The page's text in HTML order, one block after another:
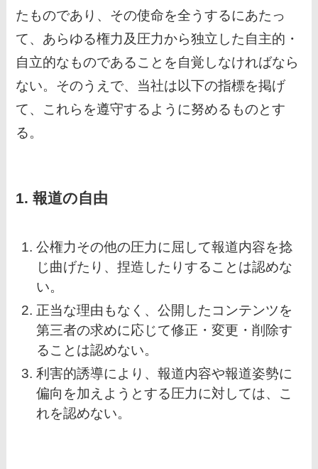
たものであり、その使命を全うするにあたっ
て、あらゆる権力及圧力から独立した自主的・
自立的なものであることを自覚しなければなら
ない。そのうえで、当社は以下の指標を掲げ
て、これらを遵守するように努めるものとす
る。
1. 報道の自由
公権力その他の圧力に屈して報道内容を捻
じ曲げたり、捏造したりすることは認めな
い。
正当な理由もなく、公開したコンテンツを
第三者の求めに応じて修正・変更・削除す
ることは認めない。
利害的誘導により、報道内容や報道姿勢に
偏向を加えようとする圧力に対しては、こ
れを認めない。